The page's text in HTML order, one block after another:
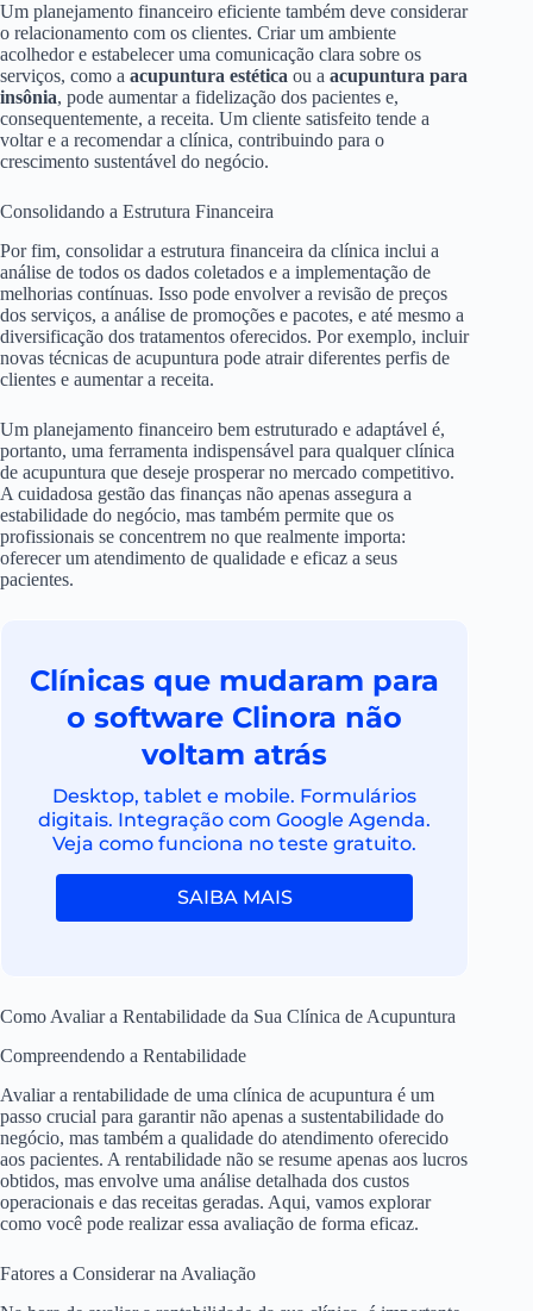
Um planejamento financeiro eficiente também deve considerar
o relacionamento com os clientes. Criar um ambiente
acolhedor e estabelecer uma comunicação clara sobre os
serviços, como a acupuntura estética ou a acupuntura para
insônia, pode aumentar a fidelização dos pacientes e,
consequentemente, a receita. Um cliente satisfeito tende a
voltar e a recomendar a clínica, contribuindo para o
crescimento sustentável do negócio.
Consolidando a Estrutura Financeira
Por fim, consolidar a estrutura financeira da clínica inclui a
análise de todos os dados coletados e a implementação de
melhorias contínuas. Isso pode envolver a revisão de preços
dos serviços, a análise de promoções e pacotes, e até mesmo a
diversificação dos tratamentos oferecidos. Por exemplo, incluir
novas técnicas de acupuntura pode atrair diferentes perfis de
clientes e aumentar a receita.
Um planejamento financeiro bem estruturado e adaptável é,
portanto, uma ferramenta indispensável para qualquer clínica
de acupuntura que deseje prosperar no mercado competitivo.
A cuidadosa gestão das finanças não apenas assegura a
estabilidade do negócio, mas também permite que os
profissionais se concentrem no que realmente importa:
oferecer um atendimento de qualidade e eficaz a seus
pacientes.
Clínicas que mudaram para
o software Clinora não
voltam atrás
Desktop, tablet e mobile. Formulários
digitais. Integração com Google Agenda.
Veja como funciona no teste gratuito.
SAIBA MAIS
Como Avaliar a Rentabilidade da Sua Clínica de Acupuntura
Compreendendo a Rentabilidade
Avaliar a rentabilidade de uma clínica de acupuntura é um
passo crucial para garantir não apenas a sustentabilidade do
negócio, mas também a qualidade do atendimento oferecido
aos pacientes. A rentabilidade não se resume apenas aos lucros
obtidos, mas envolve uma análise detalhada dos custos
operacionais e das receitas geradas. Aqui, vamos explorar
como você pode realizar essa avaliação de forma eficaz.
Fatores a Considerar na Avaliação